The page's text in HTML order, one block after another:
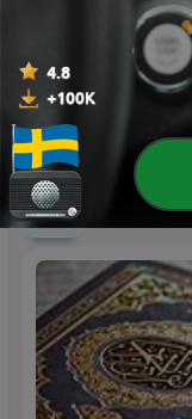
Göteborgsflickor
Sigge Strömberg
1920)